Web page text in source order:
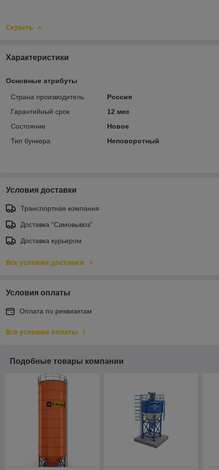
Скрыть
Характеристики
Основные атрибуты
Страна производитель
Россия
Гарантийный срок
12 мес
Состояние
Новое
Тип бункера
Неповоротный
Условия доставки
Транспортная компания
Доставка "Самовывоз"
Доставка курьером
Все условия доставки
Условия оплаты
Оплата по реквизитам
Все условия оплаты
Подобные товары компании